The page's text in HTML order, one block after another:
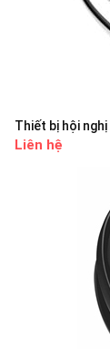
Thiết bị hội
Liên hệ